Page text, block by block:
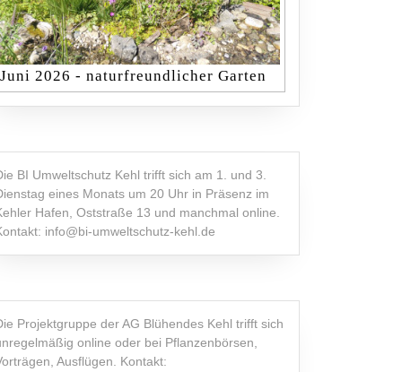
Juni 2026 - naturfreundlicher Garten
BI Umweltschutz Kehl trifft sich am 1. und 3.
eines Monats um 20 Uhr in Präsenz im
Hafen, Oststraße 13 und manchmal online.
info@bi-umweltschutz-kehl.de
Projektgruppe der AG Blühendes Kehl trifft sich
online oder bei Pflanzenbörsen,
Ausflügen. Kontakt: